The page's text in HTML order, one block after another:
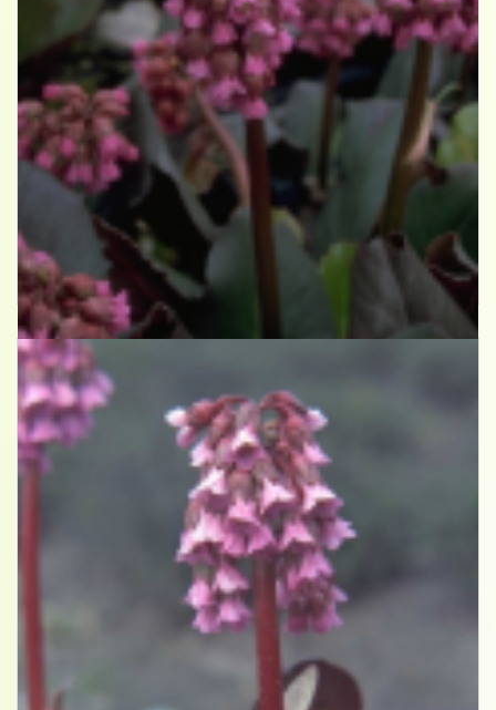
Schoenlappersplant
Bergenia 'Abendglocken'